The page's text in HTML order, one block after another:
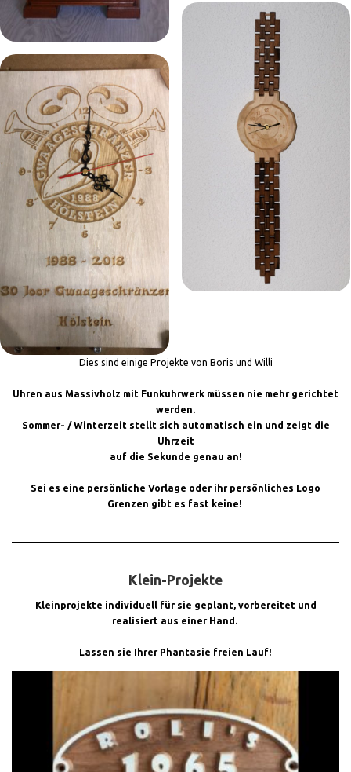
Dies sind einige Projekte von Boris und Willi
Uhren aus Massivholz mit Funkuhrwerk müssen nie mehr gerichtet
werden.
Sommer- / Winterzeit stellt sich automatisch ein und zeigt die
Uhrzeit
auf die Sekunde genau an!
Sei es eine persönliche Vorlage oder ihr persönliches Logo
Grenzen gibt es fast keine!
Klein-Projekte
Kleinprojekte individuell für sie geplant, vorbereitet und
realisiert aus einer Hand.
Lassen sie Ihrer Phantasie freien Lauf!